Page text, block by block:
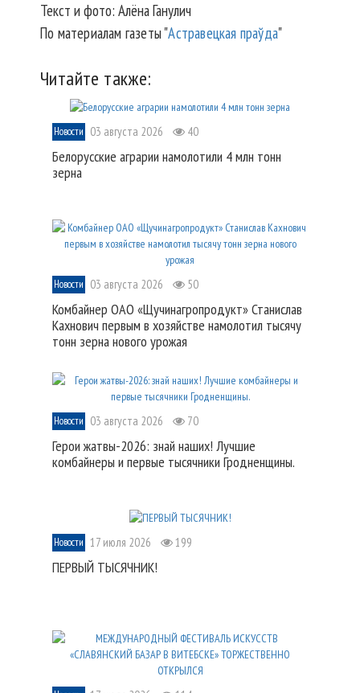
Текст и фото: Алёна Ганулич
По материалам газеты "Астравецкая праўда"
Читайте также:
Новости 03 августа 2026 40
Белорусские аграрии намолотили 4 млн тонн
зерна
Новости 03 августа 2026 50
Комбайнер ОАО «Щучинагропродукт» Станислав
Кахнович первым в хозяйстве намолотил тысячу
тонн зерна нового урожая
Новости 03 августа 2026 70
Герои жатвы-2026: знай наших! Лучшие
комбайнеры и первые тысячники Гродненщины.
Новости 17 июля 2026 199
ПЕРВЫЙ ТЫСЯЧНИК!